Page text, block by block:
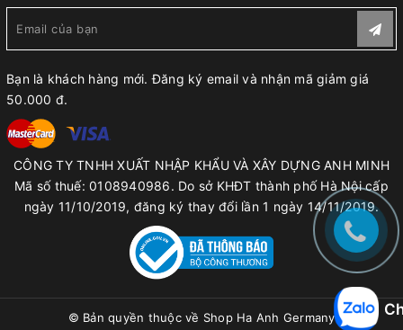
Bạn là khách hàng mới. Đăng ký email và nhận mã giảm giá
50.000 đ.
CÔNG TY TNHH XUẤT NHẬP KHẨU VÀ XÂY DỰNG ANH MINH
Mã số thuế: 0108940986. Do sở KHĐT thành phố Hà Nội cấp
ngày 11/10/2019, đăng ký thay đổi lần 1 ngày 14/11/2019.
© Bản quyền thuộc về Shop Ha Anh Germany